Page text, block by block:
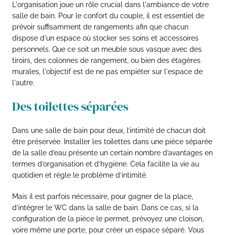
L'organisation joue un rôle crucial dans l'ambiance de votre
salle de bain. Pour le confort du couple, il est essentiel de
prévoir suffisamment de rangements afin que chacun
dispose d'un espace où stocker ses soins et accessoires
personnels. Que ce soit un meuble sous vasque avec des
tiroirs, des colonnes de rangement, ou bien des étagères
murales, l'objectif est de ne pas empiéter sur l'espace de
l'autre.
Des toilettes séparées
Dans une salle de bain pour deux, l’intimité de chacun doit
être préservée. Installer les toilettes dans une pièce séparée
de la salle d’eau présente un certain nombre d’avantages en
termes d’organisation et d’hygiène. Cela facilite la vie au
quotidien et règle le problème d’intimité.
Mais il est parfois nécessaire, pour gagner de la place,
d’intégrer le WC dans la salle de bain. Dans ce cas, si la
configuration de la pièce le permet, prévoyez une cloison,
voire même une porte, pour créer un espace séparé. Vous